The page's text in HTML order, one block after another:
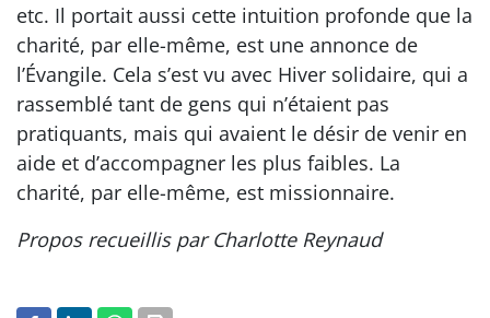
etc. Il portait aussi cette intuition profonde que la
charité, par elle-même, est une annonce de
l’Évangile. Cela s’est vu avec Hiver solidaire, qui a
rassemblé tant de gens qui n’étaient pas
pratiquants, mais qui avaient le désir de venir en
aide et d’accompagner les plus faibles. La
charité, par elle-même, est missionnaire.
Propos recueillis par Charlotte Reynaud